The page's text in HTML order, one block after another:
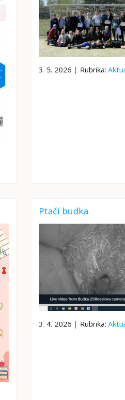
3. 5. 2026 | Rubrika:
Ptačí budka
3. 4. 2026 | Rubrika: